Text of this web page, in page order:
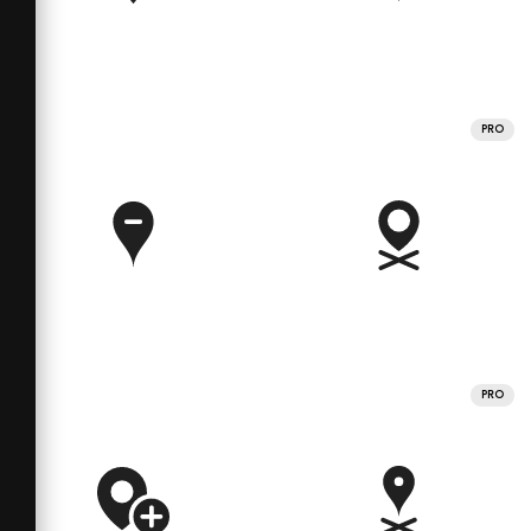
PRO
PRO